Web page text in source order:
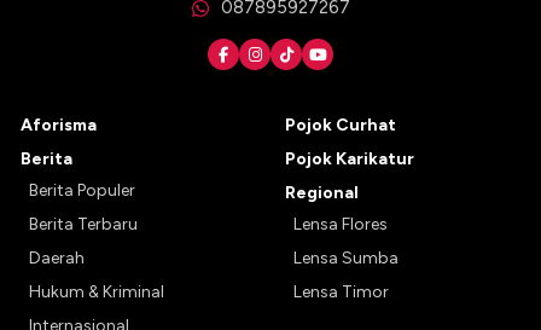
087895927267
Aforisma
Berita
Berita Populer
Berita Terbaru
Daerah
Hukum & Kriminal
Pojok Curhat
Pojok Karikatur
Regional
Lensa Flores
Lensa Sumba
Lensa Timor